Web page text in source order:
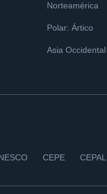
Norteamérica
Polar: Ártico
Asia Occidental
CEPE CEPAL